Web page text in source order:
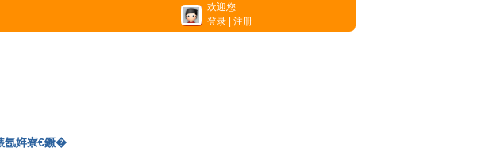
欢迎您
登录
注册
氬姩寮€鐝�